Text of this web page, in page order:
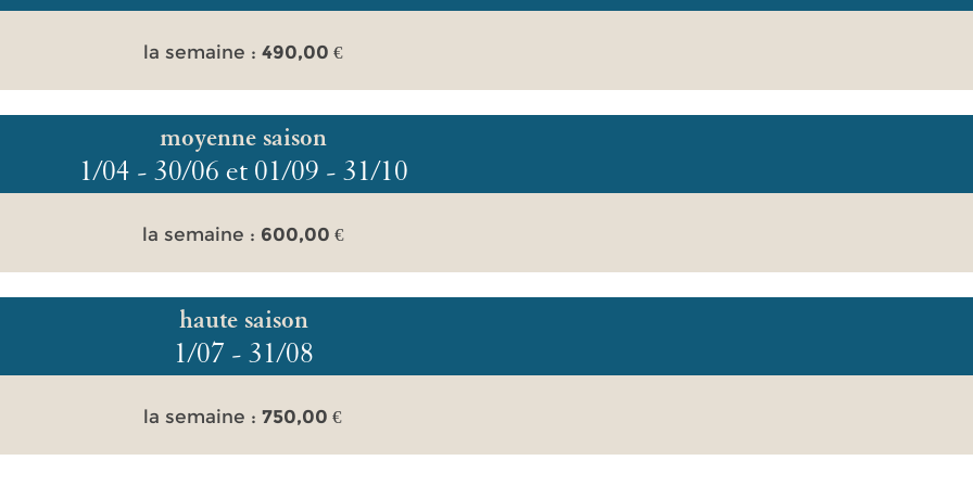
la semaine : 490,00 €
moyenne saison
1/04 - 30/06 et 01/09 - 31/10
la semaine : 600,00 €
haute saison
1/07 - 31/08
la semaine :750,00€